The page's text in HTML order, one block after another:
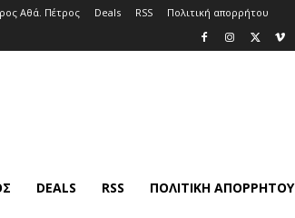
Αθά. Πέτρος Deals RSS Πολιτική απορρήτου
DEALS RSS ΠΟΛΙΤΙΚΉ ΑΠΟΡΡΉΤΟΥ